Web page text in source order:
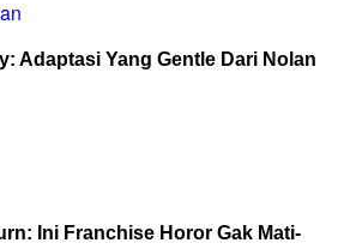
Adaptasi Yang Gentle Dari Nolan
Ini Franchise Horor Gak Mati-